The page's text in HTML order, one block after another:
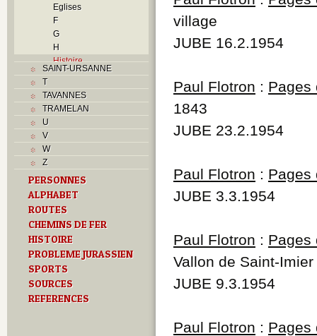
Eglises
F
G
H
Histoire
I
J
K
P
Problème jurassien
Q
R
S
T
Textes
U
Z
SAINT-URSANNE
T
TAVANNES
TRAMELAN
U
V
W
Z
PERSONNES
ALPHABET
ROUTES
CHEMINS DE FER
HISTOIRE
PROBLEME JURASSIEN
SPORTS
SOURCES
REFERENCES
village
JUBE 16.2.1954
Paul Flotron : Pages
1843
JUBE 23.2.1954
Paul Flotron : Pages
JUBE 3.3.1954
Paul Flotron : Pages
Vallon de Saint-Imier
JUBE 9.3.1954
Paul Flotron : Pages